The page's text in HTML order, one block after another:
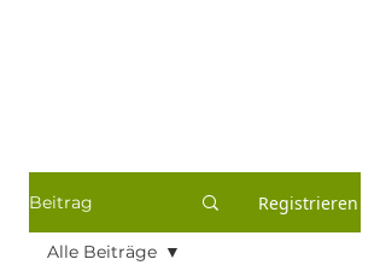
Beitrag Registrieren
Alle Beiträge